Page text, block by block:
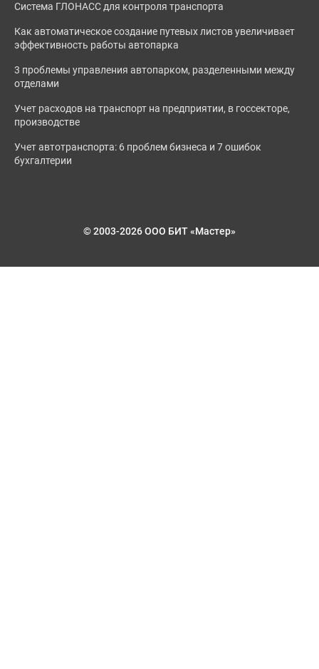
Система ГЛОНАСС для контроля транспорта
Как автоматическое создание путевых листов увеличивает
эффективность работы автопарка
3 проблемы управления автопарком, разделенными между
отделами
Учет расходов на транспорт на предприятии, в госсекторе,
производстве
Учет автотранспорта: 6 проблем бизнеса и 7 ошибок
бухгалтерии
© 2003-2026 ООО БИТ «Мастер»